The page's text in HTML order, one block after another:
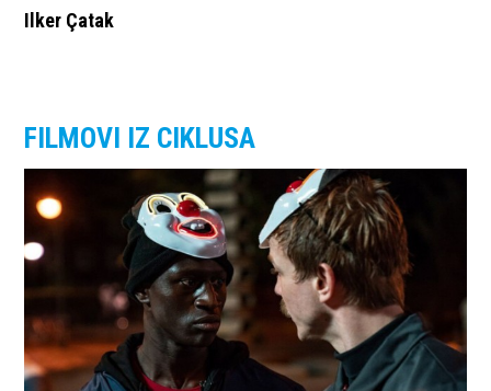
Ilker Çatak
FILMOVI IZ CIKLUSA